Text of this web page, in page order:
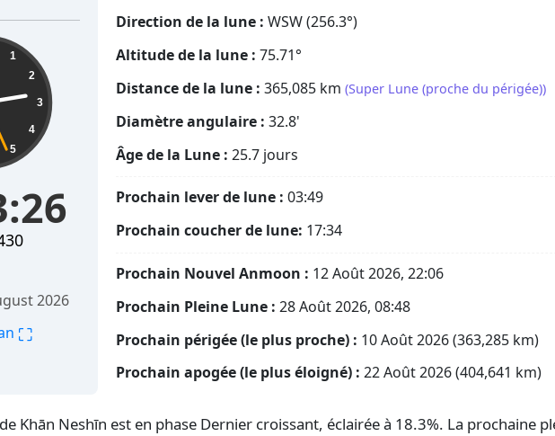
1
2
3
4
5
2026
⛶
Direction de la lune : WSW (256.3°)
Altitude de la lune : 75.71°
Distance de la lune : 365,085 km (Super Lune (proche du périgée))
Diamètre angulaire : 32.8'
Âge de la Lune : 25.7 jours
Prochain lever de lune : 03:49
Prochain coucher de lune: 17:34
Prochain Nouvel Anmoon : 12 Août 2026, 22:06
Prochain Pleine Lune : 28 Août 2026, 08:48
Prochain périgée (le plus proche) : 10 Août 2026 (363,285 km)
Prochain apogée (le plus éloigné) : 22 Août 2026 (404,641 km)
Khān Neshīn est en phase Dernier croissant, éclairée à 18.3%. La prochaine